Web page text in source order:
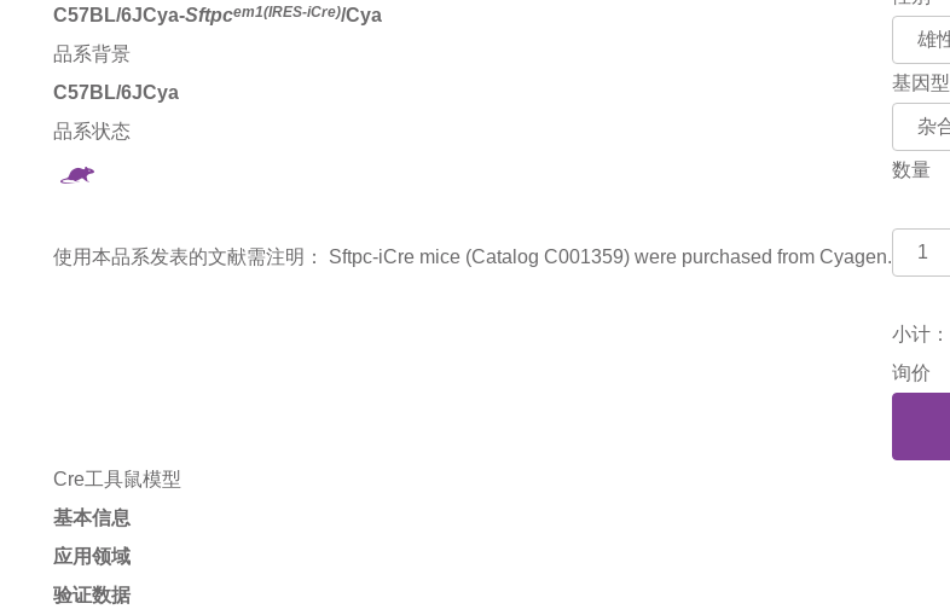
C57BL/6JCya-Sftpcem1(IRES-iCre)/Cya
品系背景
C57BL/6JCya
品系状态
使用本品系发表的文献需注明： Sftpc-iCre mice (Catalog C001359) were purchased from Cyagen.
基因型
数量
小计：
询价
Cre工具鼠模型
基本信息
应用领域
验证数据